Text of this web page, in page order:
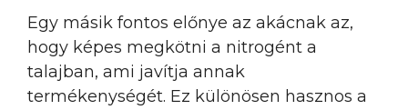
Egy másik fontos előnye az akácnak az,
hogy képes megkötni a nitrogént a
talajban, ami javítja annak
termékenységét. Ez különösen hasznos a